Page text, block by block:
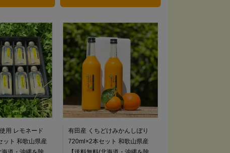
用 レモネード
ット 和歌山県産
有田産 くちどけみかんしぼり
720ml×2本セット 和歌山県産